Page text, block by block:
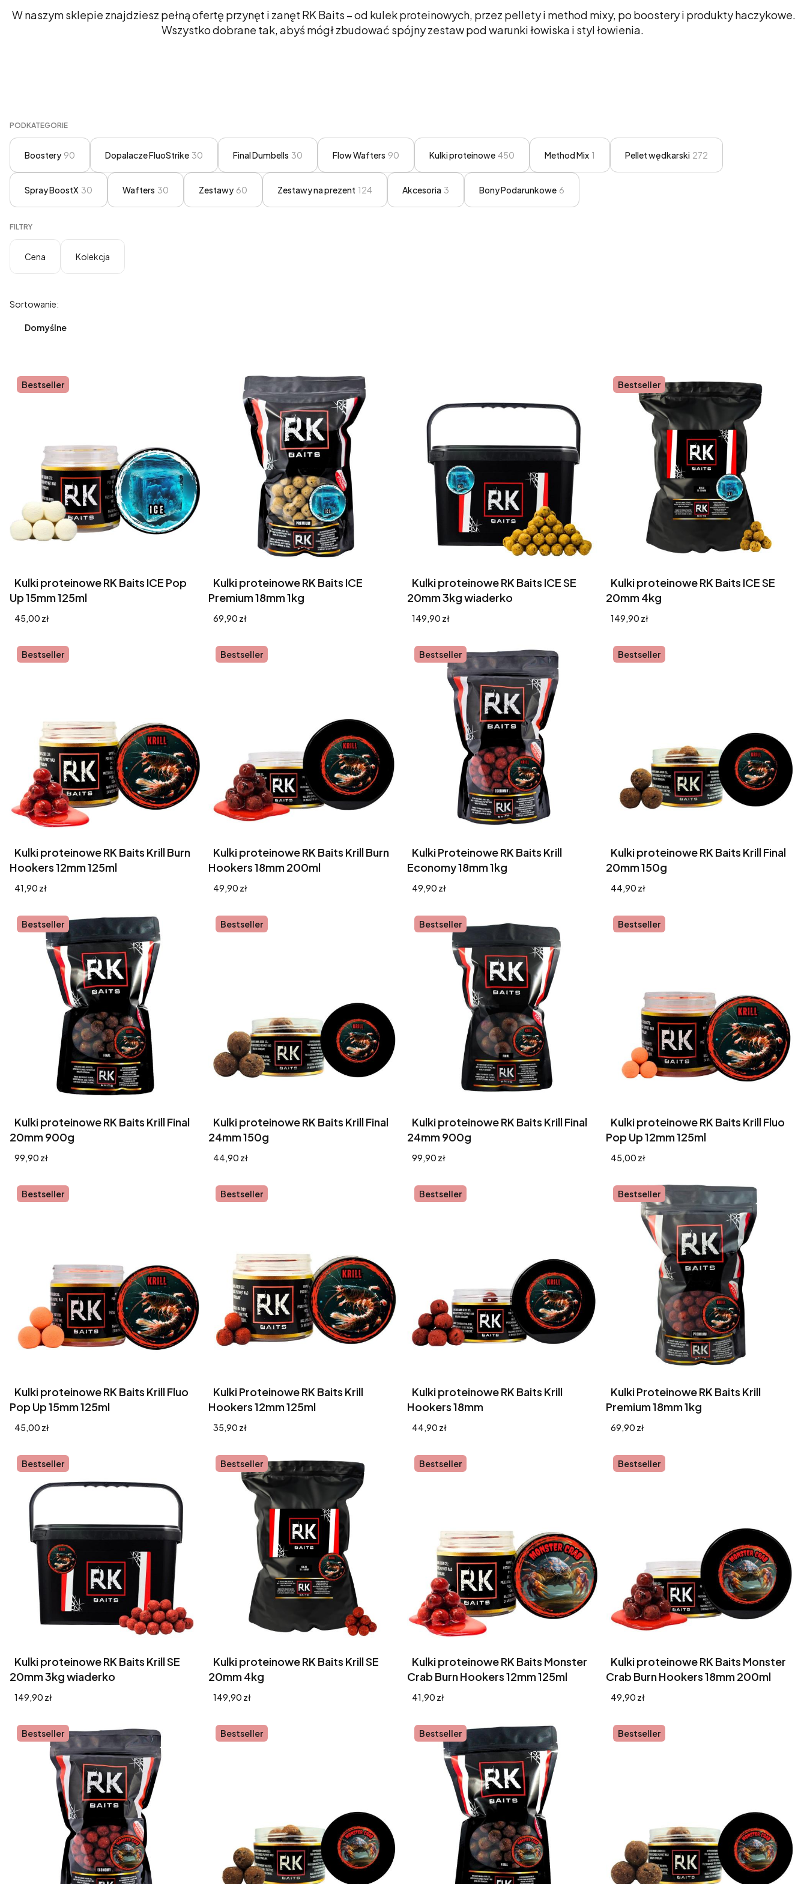
W naszym sklepie znajdziesz pełną ofertę przynęt i zanęt RK Baits – od kulek proteinowych, przez pellety i method mixy, po boostery i produkty haczykowe.
Wszystko dobrane tak, abyś mógł zbudować spójny zestaw pod warunki łowiska i styl łowienia.
PODKATEGORIE
Boostery 90 Dopalacze FluoStrike 30 Final Dumbells 30 Flow Wafters 90 Kulki proteinowe 450 Method Mix 1 Pellet wędkarski 272
Spray BoostX 30 Wafters 30 Zestawy 60 Zestawy na prezent 124 Akcesoria 3 Bony Podarunkowe 6
FILTRY
Cena Kolekcja
Lista produktów
Sortowanie:
Domyślne
Bestseller
Kulki proteinowe RK Baits ICE Pop
Up 15mm 125ml
Cena
45,00 zł
Kulki proteinowe RK Baits ICE
Premium 18mm 1kg
Cena
69,90 zł
Kulki proteinowe RK Baits ICE SE
20mm 3kg wiaderko
Cena
149,90 zł
Bestseller
Kulki proteinowe RK Baits ICE SE
20mm 4kg
Cena
149,90 zł
Bestseller
Kulki proteinowe RK Baits Krill Burn
Hookers 12mm 125ml
Cena
41,90 zł
Bestseller
Kulki proteinowe RK Baits Krill Burn
Hookers 18mm 200ml
Cena
49,90 zł
Bestseller
Kulki Proteinowe RK Baits Krill
Economy 18mm 1kg
Cena
49,90 zł
Bestseller
Kulki proteinowe RK Baits Krill Final
20mm 150g
Cena
44,90 zł
Bestseller
Kulki proteinowe RK Baits Krill Final
20mm 900g
Cena
99,90 zł
Bestseller
Kulki proteinowe RK Baits Krill Final
24mm 150g
Cena
44,90 zł
Bestseller
Kulki proteinowe RK Baits Krill Final
24mm 900g
Cena
99,90 zł
Bestseller
Kulki proteinowe RK Baits Krill Fluo
Pop Up 12mm 125ml
Cena
45,00 zł
Bestseller
Kulki proteinowe RK Baits Krill Fluo
Pop Up 15mm 125ml
Cena
45,00 zł
Bestseller
Kulki Proteinowe RK Baits Krill
Hookers 12mm 125ml
Cena
35,90 zł
Bestseller
Kulki proteinowe RK Baits Krill
Hookers 18mm
Cena
44,90 zł
Bestseller
Kulki Proteinowe RK Baits Krill
Premium 18mm 1kg
Cena
69,90 zł
Bestseller
Kulki proteinowe RK Baits Krill SE
20mm 3kg wiaderko
Cena
149,90 zł
Bestseller
Kulki proteinowe RK Baits Krill SE
20mm 4kg
Cena
149,90 zł
Bestseller
Kulki proteinowe RK Baits Monster
Crab Burn Hookers 12mm 125ml
Cena
41,90 zł
Bestseller
Kulki proteinowe RK Baits Monster
Crab Burn Hookers 18mm 200ml
Cena
49,90 zł
Bestseller Bestseller Bestseller Bestseller